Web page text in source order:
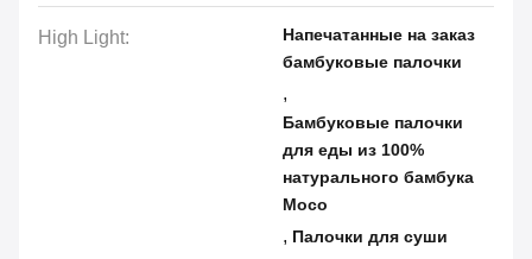
High Light:
Напечатанные на заказ
бамбуковые палочки
,
Бамбуковые палочки
для еды из 100%
натурального бамбука
Мосо
, Палочки для суши